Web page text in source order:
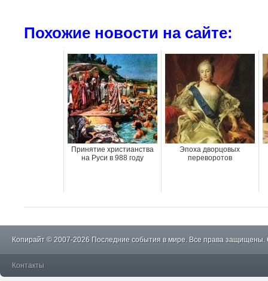
Похожие новости на сайте:
Принятие христианства
на Руси в 988 году
Эпоха дворцовых
переворотов
Копирайт © 2007-2026 Последние события в мире. Все права защищены.
Контакты